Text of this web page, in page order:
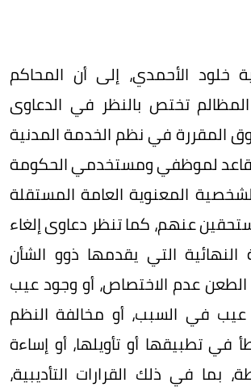
خلود الأحمدي، إلى أن المحاكم
المظالم تختص بالنظر في الدعاوى
المقررة في نظم الخدمة المدنية
لموظفي ومستخدمي الحكومة
المعنوية العامة المستقلة
عنهم، كما تنظر دعاوى إلغاء
النهائية التي يقدمها ذوو الشأن
عدم الاختصاص، أو وجود عيب
في السبب، أو مخالفة النظم
في تطبيقها أو تأويلها، أو إساءة
بما في ذلك القرارات التأديبية،